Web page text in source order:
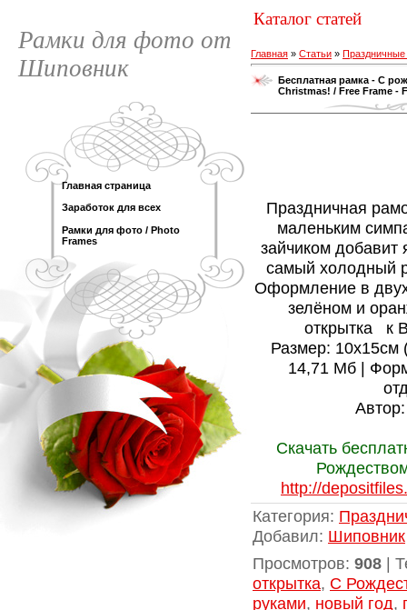
Рамки для фото от
Шиповник
Главная страница
Заработок для всех
Рамки для фото / Photo
Frames
Каталог статей
Главная » Статьи » Праздничные
Бесплатная рамка - С
Christmas! / Free Frame -
Праздничная
маленьким
зайчиком добавит
самый холодный
Оформление в
зелёном и
открытка к
Размер: 10х15см
14,71 Мб |
Скачать
http://
Категория:
Добавил: Шиповник
Просмотров: 908 |
открытка, С
руками, новый год,